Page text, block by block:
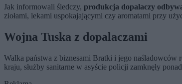
Jak informowali śledczy, produkcja dopalaczy
ziołami, lekami uspokajającymi czy aromatami przy
Wojna Tuska z dopalaczami
Walka państwa z biznesami Bratki i jego naśladowców
kraju, służby sanitarne w asyście policji zamknęły